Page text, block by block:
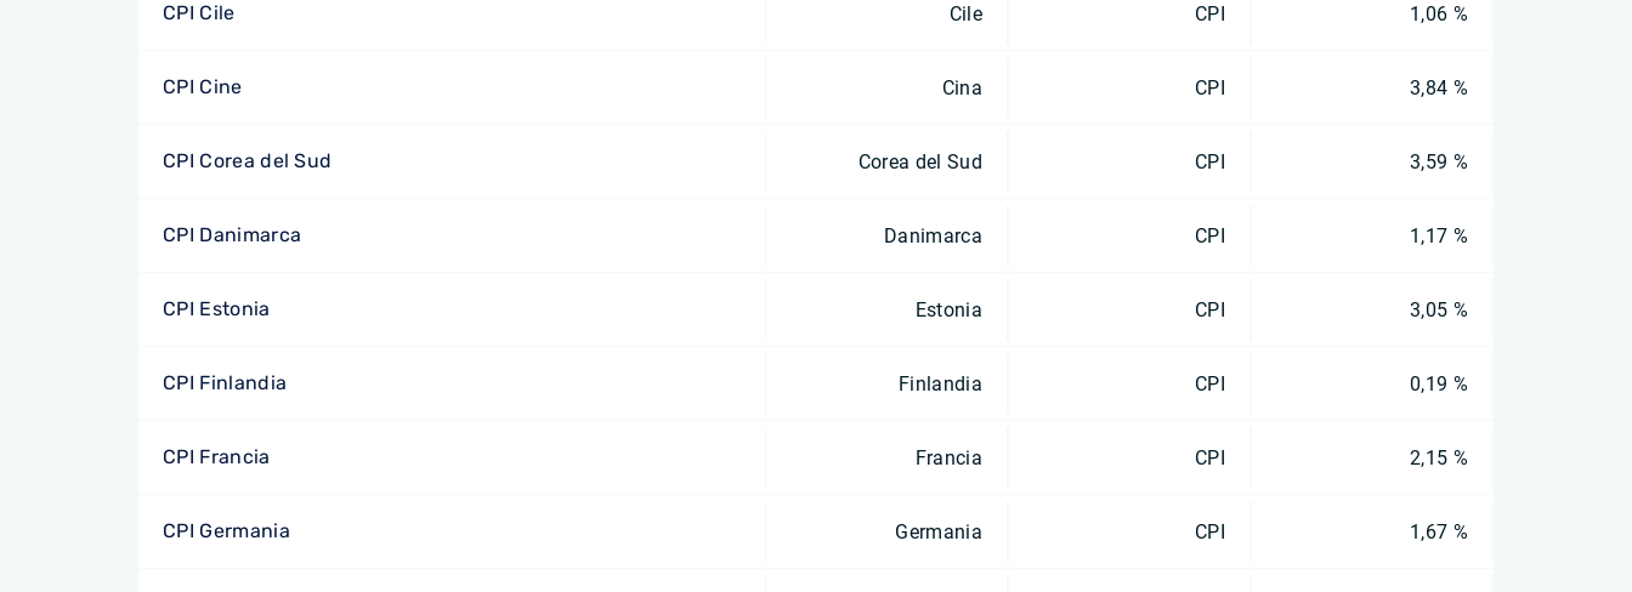
CPI Cile Cile CPI 1,06 %
CPI Cine Cina CPI 3,84 %
CPI Corea del Sud Corea del Sud CPI 3,59 %
CPI Danimarca Danimarca CPI 1,17 %
CPI Estonia Estonia CPI 3,05 %
CPI Finlandia Finlandia CPI 0,19 %
CPI Francia Francia CPI 2,15 %
CPI Germania Germania CPI 1,67 %